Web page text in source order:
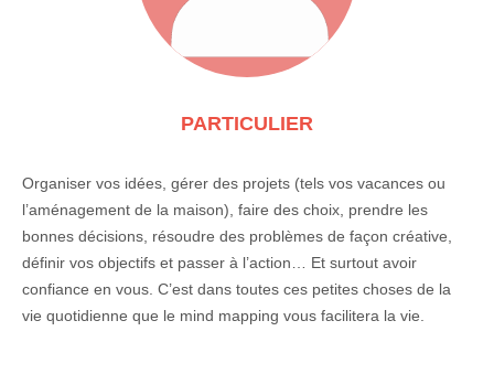
PARTICULIER
Organiser vos idées, gérer des projets (tels vos vacances ou
l’aménagement de la maison), faire des choix, prendre les
bonnes décisions, résoudre des problèmes de façon créative,
définir vos objectifs et passer à l’action… Et surtout avoir
confiance en vous. C’est dans toutes ces petites choses de la
vie quotidienne que le mind mapping vous facilitera la vie.
CMGF
Coup de cœur du comité scientifique sur notre poster